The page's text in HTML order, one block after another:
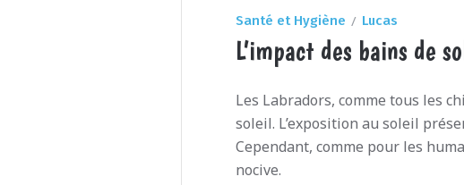
Santé et Hygiène Lucas
L’impact des bains de
Les Labradors, comme tous les
soleil. L’exposition au soleil
Cependant, comme pour les
nocive.